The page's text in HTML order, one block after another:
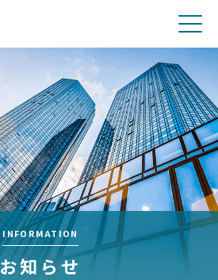
INFORMATION
お知らせ